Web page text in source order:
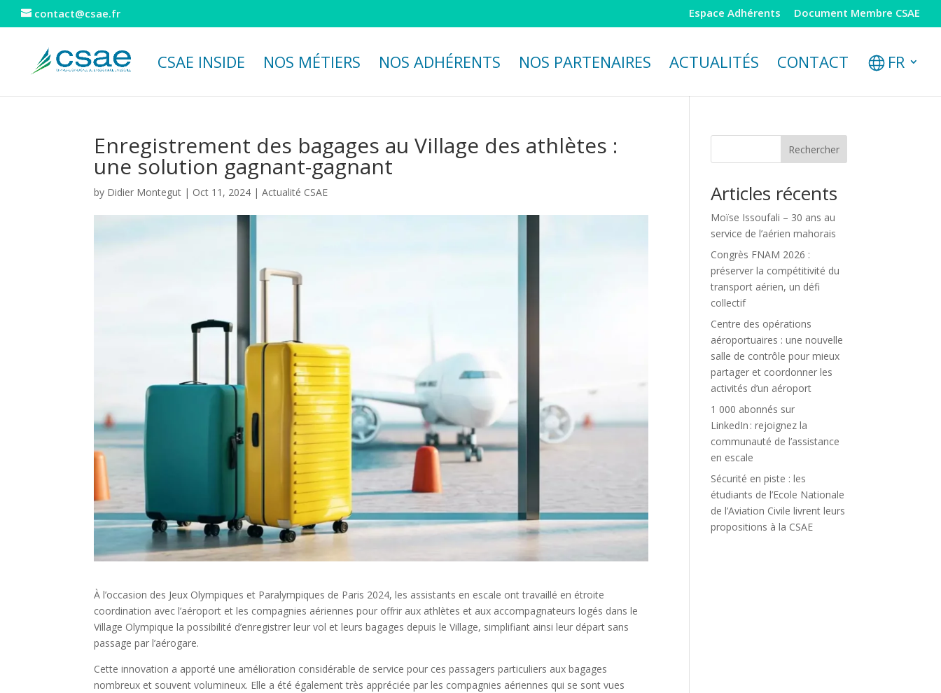
contact@csae.fr Espace Adhérents Document Membre CSAE
CSAE INSIDE NOS MÉTIERS NOS ADHÉRENTS NOS PARTENAIRES ACTUALITÉS CONTACT FR
Enregistrement des bagages au Village des athlètes :
une solution gagnant-gagnant
by Didier Montegut | Oct 11, 2024 |Actualité CSAE
À l’occasion des Jeux Olympiques et Paralympiques de Paris 2024, les assistants en escale ont travaillé en étroite
coordination avec l’aéroport et les compagnies aériennes pour offrir aux athlètes et aux accompagnateurs logés dans le
Village Olympique la possibilité d’enregistrer leur vol et leurs bagages depuis le Village, simplifiant ainsi leur départ sans
passage par l’aérogare.
Cette innovation a apporté une amélioration considérable de service pour ces passagers particuliers aux bagages
nombreux et souvent volumineux. Elle a été également très appréciée par les compagnies aériennes qui se sont vues
Rechercher
Articles récents
Moïse Issoufali – 30 ans au
service de l’aérien mahorais
Congrès FNAM 2026 :
préserver la compétitivité du
transport aérien, un défi
collectif
Centre des opérations
aéroportuaires : une nouvelle
salle de contrôle pour mieux
partager et coordonner les
activités d’un aéroport
1 000 abonnés sur
LinkedIn : rejoignez la
communauté de l’assistance
en escale
Sécurité en piste : les
étudiants de l’Ecole Nationale
de l’Aviation Civile livrent leurs
propositions à la CSAE